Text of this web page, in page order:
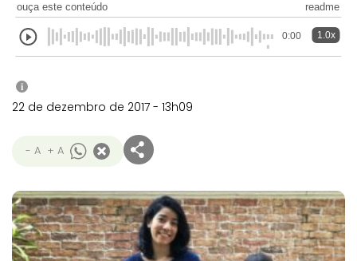
ouça este conteúdo readme
0:00 1.0x
i
22 de dezembro de 2017 - 13h09
- A + A